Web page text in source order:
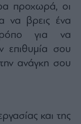
προχωρά, οι
να βρεις ένα
για να
επιθυμία σου
ανάγκη σου
και της